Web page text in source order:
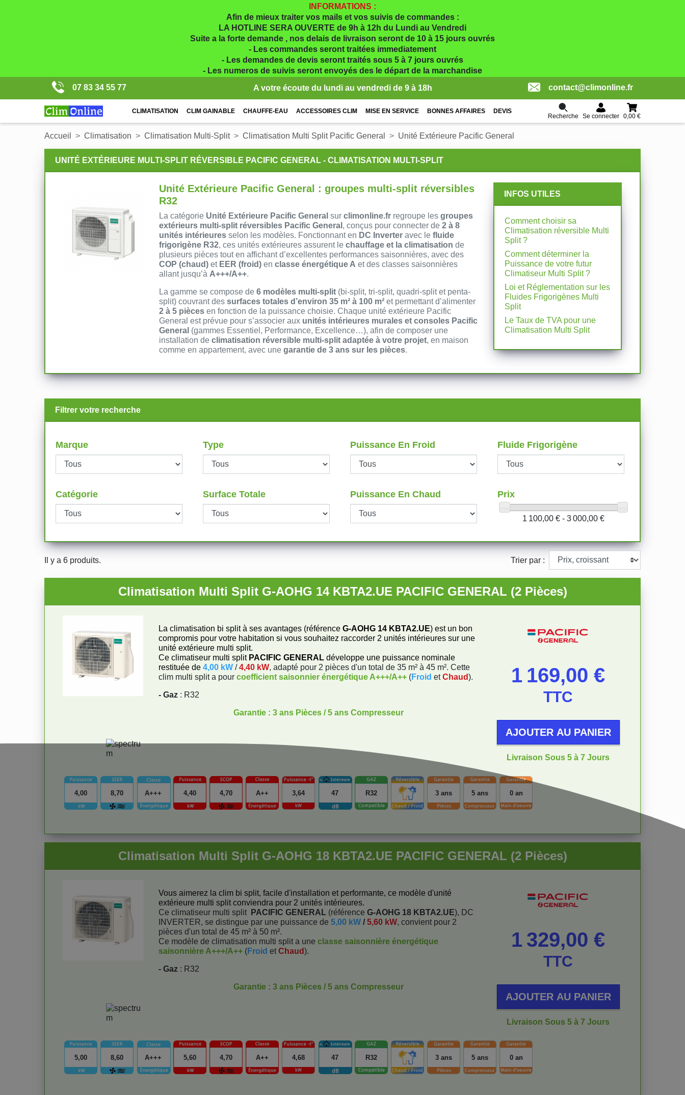
INFORMATIONS :
Afin de mieux traiter vos mails et vos suivis de commandes :
LA HOTLINE SERA OUVERTE de 9h à 12h du Lundi au Vendredi
Suite a la forte demande , nos delais de livraison seront de 10 à 15 jours ouvrés
- Les commandes seront traitées immediatement
- Les demandes de devis seront traités sous 5 à 7 jours ouvrés
- Les numeros de suivis seront envoyés des le départ de la marchandise
07 83 34 55 77
A votre écoute du lundi au vendredi de 9 à 18h contact@climonline.fr
CLIMATISATION CLIM GAINABLE CHAUFFE-EAU ACCESSOIRES CLIM MISE EN SERVICE BONNES AFFAIRES DEVIS
Recherche Se connecter 0,00 €
Accueil Climatisation Climatisation Multi-Split Climatisation Multi Split Pacific General Unité Extérieure Pacific General
UNITÉ EXTÉRIEURE MULTI-SPLIT RÉVERSIBLE PACIFIC GENERAL - CLIMATISATION MULTI-SPLIT
Unité Extérieure Pacific General : groupes multi-split réversibles
R32
La catégorie Unité Extérieure Pacific General sur climonline.frregroupe les groupes
extérieurs multi-split réversibles Pacific General , conçus pour connecter de 2 à 8
unités intérieuresselon les modèles. Fonctionnant en DC Inverteravec le fluide
frigorigène R32, ces unités extérieures assurent le chauffage et la climatisation de
plusieurs pièces tout en affichant d’excellentes performances saisonnières, avec des
COP (chaud)et EER (froid)en classe énergétique A et des classes saisonnières
allant jusqu’à A+++/A++.
La gamme se compose de 6 modèles multi-split(bi-split, tri-split, quadri-split et penta-
split) couvrant des surfaces totales d’environ 35 m² à 100 m²et permettant d’alimenter
2 à 5 piècesen fonction de la puissance choisie. Chaque unité extérieure Pacific
General est prévue pour s’associer aux unités intérieures murales et consoles Pacific
General (gammes Essentiel, Performance, Excellence…), afin de composer une
installation de climatisation réversible multi-split adaptée à votre projet, en maison
comme en appartement, avec une garantie de 3 ans sur les pièces.
INFOS UTILES
Comment choisir sa
Climatisation réversible Multi
Split ?
Comment déterminer la
Puissance de votre futur
Climatiseur Multi Split ?
Loi et Réglementation sur les
Fluides Frigorigènes Multi
Split
Le Taux de TVA pour une
Climatisation Multi Split
Filtrer votre recherche
Marque Type Puissance En Froid Fluide Frigorigène
Catégorie Surface Totale Puissance En Chaud Prix
1 100,00 € - 3 000,00 €
Il y a 6 produits. Trier par :
Climatisation Multi Split G-AOHG 14 KBTA2.UE PACIFIC GENERAL (2 Pièces)
La climatisation bi split à ses avantages (référence G-AOHG 14 KBTA2.UE) est un bon
compromis pour votre habitation si vous souhaitez raccorder 2 unités intérieures sur une
unité extérieure multi split.
Ce climatiseur multi split PACIFIC GENERAL développe une puissance nominale
restituée de 4,00 kW /4,40 kW, adapté pour 2 pièces d'un total de 35 m² à 45 m². Cette
clim multi split a pour coefficient saisonnier énergétique A+++/A++ (Froid etChaud).
- Gaz : R32
Garantie : 3 ans Pièces / 5 ans Compresseur
1 169,00 €
TTC
AJOUTER AU PANIER
Livraison Sous 5 à 7 Jours
3 ans 5 ans 0 an
4,00 4,40 3,64
8,70 A+++ 4,70 A++ 47 R32
Climatisation Multi Split G-AOHG 18 KBTA2.UE PACIFIC GENERAL (2 Pièces)
Vous aimerez la clim bi split, facile d'installation et performante, ce modèle d'unité
extérieure multi split conviendra pour 2 unités intérieures.
Ce climatiseur multi split
PACIFIC GENERAL (référence G-AOHG 18 KBTA2.UE), DC
INVERTER, se distingue par une puissance de 5,00 kW / 5,60 kW, convient pour 2
pièces d'un total de 45 m² à 50 m².
Ce modèle de climatisation multi split a une classe saisonnière énergétique
saisonnière A+++/A++ (Froid et Chaud).
- Gaz : R32
Garantie : 3 ans Pièces / 5 ans Compresseur
1 329,00 €
TTC
AJOUTER AU PANIER
Livraison Sous 5 à 7 Jours
3 ans 5 ans 0 an
5,00 5,60 4,68
8,60 A+++ 4,70 A++ 47 R32